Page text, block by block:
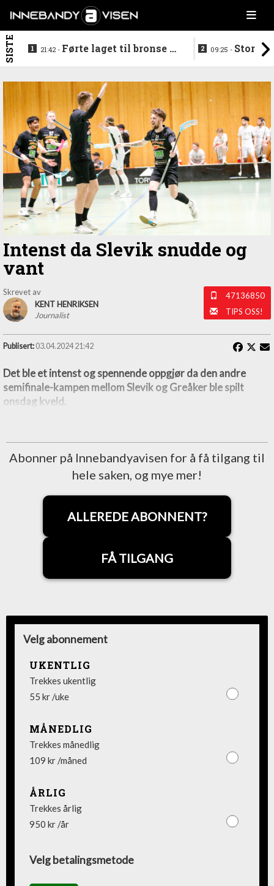
SISTE 21:42 - Førte laget til bronse -
09:25 -
Intenst da Slevik snudde og
vant
Skrevet av
KENT HENRIKSEN
Journalist
47136850
TIPS OSS!
Publisert: 03.04.2024 21:42
Det ble et intenst og spennende oppgjør da den andre
semifinale-kampen mellom Slevik og Greåker ble spilt
onsdag kveld.
Abonner på Innebandyavisen for å få tilgang til
hele saken, og mye mer!
ALLEREDE ABONNENT?
FÅ TILGANG
Velg abonnement
UKENTLIG
Trekkes ukentlig
55 kr /uke
MÅNEDLIG
Trekkes månedlig
109 kr /måned
ÅRLIG
Trekkes årlig
950 kr /år
Velg betalingsmetode